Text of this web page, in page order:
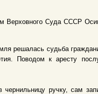
Верховного Суда СССР
решалась судьба
Поводом к аресту
чернильницу ручку, сам